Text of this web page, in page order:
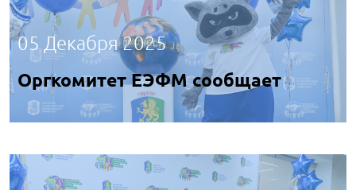
05 Декабря 2025
Оргкомитет ЕЭФМ сообщает